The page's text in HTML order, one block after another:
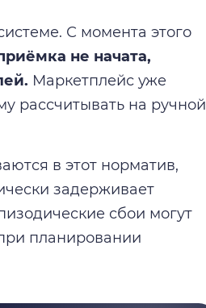
С момента этого
не начата,
Маркетплейс уже
рассчитывать на ручной
в этот норматив,
задерживает
сбои могут
планировании